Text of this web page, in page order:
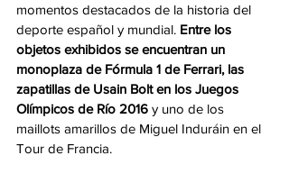
momentos destacados de la historia del
deporte español y mundial. Entre los
objetos exhibidos se encuentran un
monoplaza de Fórmula 1 de Ferrari, las
zapatillas de Usain Bolt en los Juegos
Olímpicos de Río 2016 y uno de los
maillots amarillos de Miguel Induráin en el
Tour de Francia.